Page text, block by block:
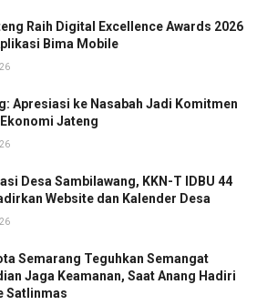
Raih Digital Excellence Awards 2026
Bima Mobile
Apresiasi ke Nasabah Jadi Komitmen
Jateng
Desa Sambilawang, KKN-T IDBU 44
Website dan Kalender Desa
Semarang Teguhkan Semangat
Jaga Keamanan, Saat Anang Hadiri
Satlinmas